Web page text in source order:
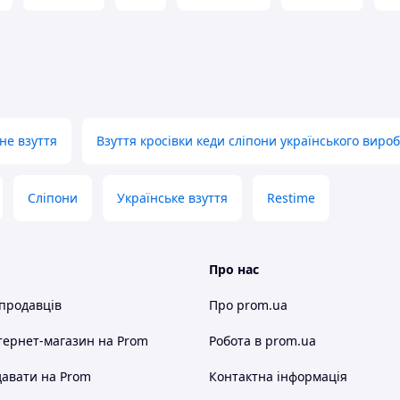
який ви отримаєте.
устілка.
годин. Ви задали питання, але
взуття Взуття кросівки кеди сліпони українського
Сліпони Українське взуття Restime
магазин на Prom
на Prom
Про нас
Про prom.ua
Робота в prom.ua
Контактна інформація